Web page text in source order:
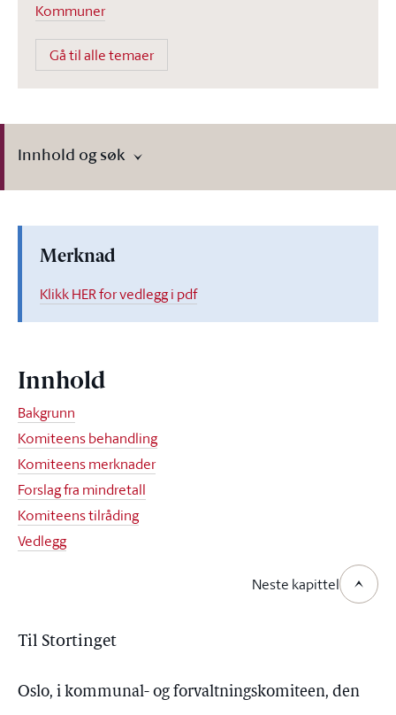
Kommuner
Gå til alle temaer
Innhold og søk
Merknad
Klikk HER for vedlegg i pdf
Innhold
Bakgrunn
Komiteens behandling
Komiteens merknader
Forslag fra mindretall
Komiteens tilråding
Vedlegg
Neste kapittel
Til Stortinget
Oslo, i kommunal- og forvaltningskomiteen, den